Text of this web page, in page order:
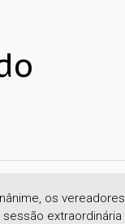
os vereadores
extraordinária